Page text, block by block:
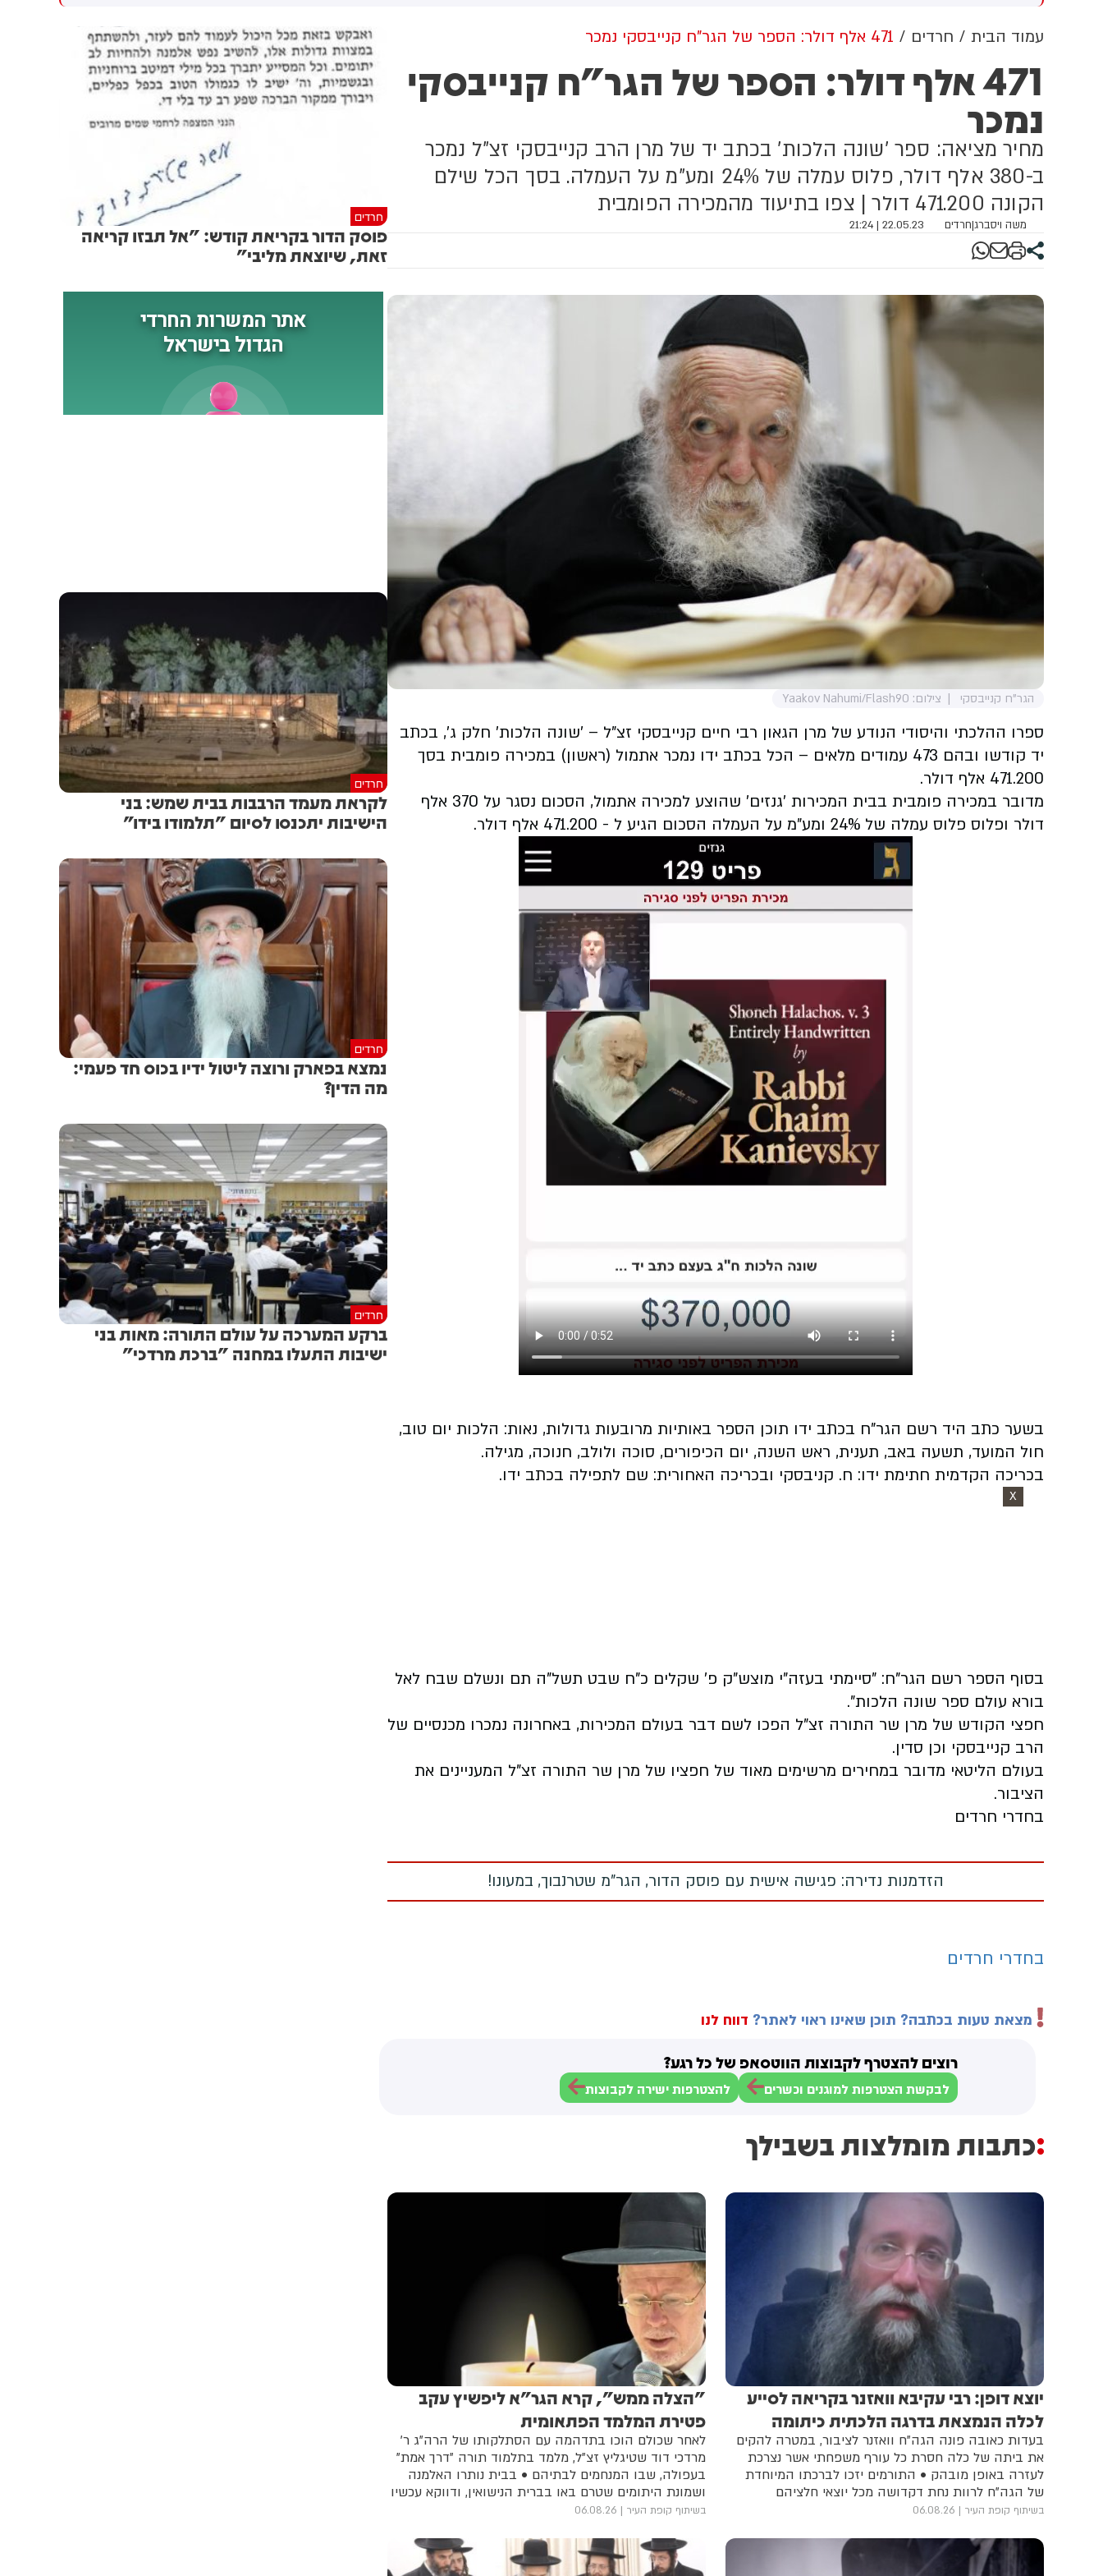
העליון פסל צו קודם של
הנתמכים על ידי איראן
עמוד הבית חרדים 471 אלף דולר: הספר של הגר"ח קנייבסקי נמכר
471 אלף דולר: הספר של הגר"ח קנייבסקי
נמכר
מחיר מציאה: ספר 'שונה הלכות' בכתב יד של מרן הרב קנייבסקי זצ"ל נמכר
ב-380 אלף דולר, פלוס עמלה של 24% ומע"מ על העמלה. בסך הכל שילם
הקונה 471.200 דולר | צפו בתיעוד מהמכירה הפומבית
משה ויסברג|חרדים 22.05.23 | 21:24
הגר"ח קנייבסקי צילום: Yaakov Nahumi/Flash90
ספרו ההלכתי והיסודי הנודע של מרן הגאון רבי חיים קנייבסקי זצ"ל – 'שונה הלכות' חלק ג’, בכתב
יד קודשו ובהם 473 עמודים מלאים – הכל בכתב ידו נמכר אתמול (ראשון) במכירה פומבית בסך
471.200 אלף דולר.
מדובר במכירה פומבית בבית המכירות 'גנזים' שהוצע למכירה אתמול, הסכום נסגר על 370 אלף
דולר ופלוס פלוס עמלה של 24% ומע"מ על העמלה הסכום הגיע ל - 471.200 אלף דולר.
בשער כתב היד רשם הגר”ח בכתב ידו תוכן הספר באותיות מרובעות גדולות, נאות: הלכות יום טוב,
חול המועד, תשעה באב, תענית, ראש השנה, יום הכיפורים, סוכה ולולב, חנוכה, מגילה.
בכריכה הקדמית חתימת ידו: ח. קניבסקי ובכריכה האחורית: שם לתפילה בכתב ידו.
X
בסוף הספר רשם הגר”ח: "סיימתי בעזה"י מוצש"ק פ' שקלים כ"ח שבט תשל"ה תם ונשלם שבח לאל
בורא עולם ספר שונה הלכות".
חפצי הקודש של מרן שר התורה זצ"ל הפכו לשם דבר בעולם המכירות, באחרונה נמכרו מכנסיים של
הרב קנייבסקי וכן סדין.
בעולם הליטאי מדובר במחירים מרשימים מאוד של חפציו של מרן שר התורה זצ"ל המעניינים את
הציבור.
בחדרי חרדים
הזדמנות נדירה: פגישה אישית עם פוסק הדור, הגר"מ שטרנבוך, במעונו!
בחדרי חרדים
מצאת טעות בכתבה? תוכן שאינו ראוי לאתר? דווח לנו
רוצים להצטרף לקבוצות הווטסאפ של כל רגע?
לבקשת הצטרפות למוגנים וכשרים להצטרפות ישירה לקבוצות
כתבות מומלצות בשבילך
יוצא דופן: רבי עקיבא וואזנר בקריאה לסייע
לכלה הנמצאת בדרגה הלכתית כיתומה
בעדות כאובה פונה הגה"ח וואזנר לציבור, במטרה להקים
את ביתה של כלה חסרת כל עורף משפחתי אשר נצרכת
לעזרה באופן מובהק • התורמים יזכו לברכתו המיוחדת
של הגה"ח לרוות נחת דקדושה מכל יוצאי חלציהם
בשיתוף קופת העיר 06.08.26
"הצלה ממש", קרא הגר"א ליפשיץ עקב
פטירת המלמד הפתאומית
לאחר שכולם הוכו בתדהמה עם הסתלקותו של הרה"ג ר'
מרדכי דוד שטיגליץ זצ"ל, מלמד בתלמוד תורה "דרך אמת"
בעפולה, שבו המנחמים לבתיהם • בבית נותרו האלמנה
ושמונת היתומים שטרם באו בברית הנישואין, ודווקא עכשיו
מתחילה ההתמודדות הקשה מכל • הקהילה המקומית,
חודשית ממושכת, אך אמצעיה מוגבלים
בשיתוף קופת העיר 06.08.26
חרדים
פוסק הדור בקריאת קודש: "אל תבזו קריאה
זאת, שיוצאת מליבי"
חרדים
לקראת מעמד הרבבות בבית שמש: בני
הישיבות יתכנסו לסיום "תלמודו בידו"
חרדים
נמצא בפארק ורוצה ליטול ידיו בכוס חד פעמי:
מה הדין?
חרדים
ברקע המערכה על עולם התורה: מאות בני
ישיבות התעלו במחנה "ברכת מרדכי"